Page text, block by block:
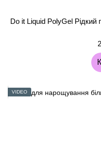
Do it Liquid PolyGel
VIDEO